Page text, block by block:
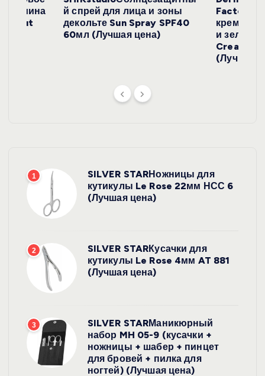
й
жасмина
й спрей для лица и зоны
декольте Sun Spray SPF40
60мл (Лучшая цена)
крем с
и
Cream
(Лучшая
1
SILVER STARНожницы для
кутикулы Le Rose 22мм НСС 6
(Лучшая цена)
2
SILVER STARКусачки для
кутикулы Le Rose 4мм AT 881
(Лучшая цена)
3
SILVER STARМаникюрный
набор MH 05-9 (кусачки +
ножницы + шабер + пинцет
для бровей + пилка для
ногтей) (Лучшая цена)